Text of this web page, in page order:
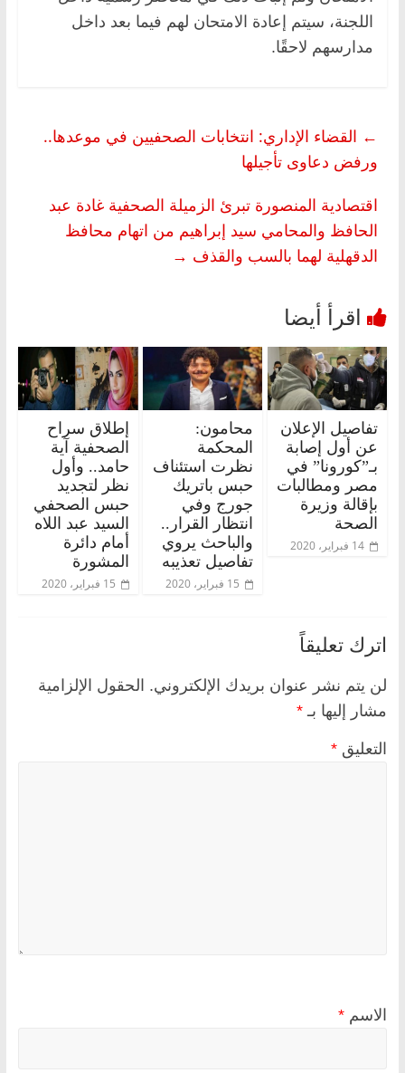
اللجنة، سيتم إعادة الامتحان لهم فيما بعد داخل
مدارسهم لاحقًا.
← القضاء الإداري: انتخابات الصحفيين في موعدها..
ورفض دعاوى تأجيلها
اقتصادية المنصورة تبرئ الزميلة الصحفية غادة عبد
الحافظ والمحامي سيد إبراهيم من اتهام محافظ
الدقهلية لهما بالسب والقذف →
تفاصيل الإعلان
عن أول إصابة
بـ”كورونا” في
مصر ومطالبات
بإقالة وزيرة
الصحة
14 فبراير، 2020
محامون:
المحكمة
نظرت استئناف
حبس باتريك
جورج وفي
انتظار القرار..
والباحث يروي
تفاصيل تعذيبه
15 فبراير، 2020
إطلاق سراح
الصحفية آية
حامد.. وأول
نظر لتجديد
حبس الصحفي
السيد عبد اللاه
أمام دائرة
المشورة
15 فبراير، 2020
اترك تعليقاً
لن يتم نشر عنوان بريدك الإلكتروني. الحقول الإلزامية
مشار إليها بـ *
التعليق *
الاسم *